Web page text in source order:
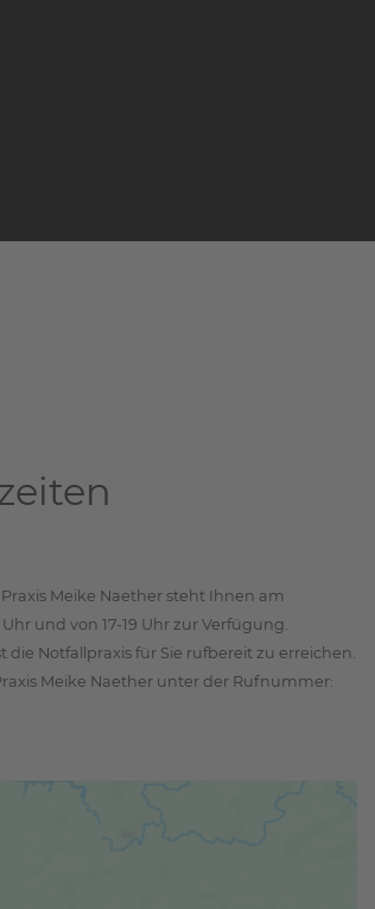
Meike Naether steht Ihnen am
Uhr und von 17-19 Uhr zur Verfügung.
die Notfallpraxis für Sie rufbereit zu erreichen.
Meike Naether unter der Rufnummer: